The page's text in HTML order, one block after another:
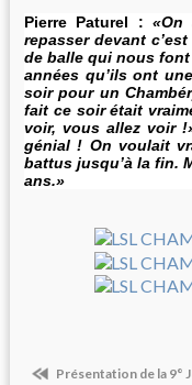
Pierre Paturel : «On
repasser devant
de balle qui nous font
années qu’ils ont
soir pour un
fait ce soir était
voir, vous allez voir
génial ! On voulait
battus jusqu’à la fin.
ans.»
Présentation de la 9°